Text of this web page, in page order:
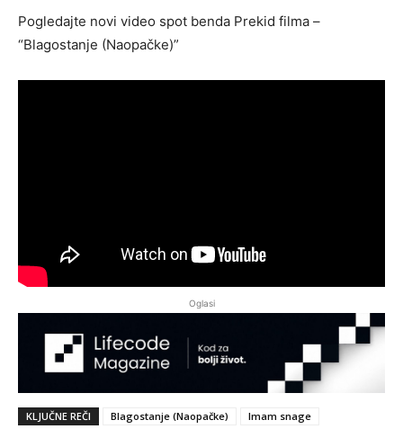
Pogledajte novi video spot benda Prekid filma –
“Blagostanje (Naopačke)”
Oglasi
KLJUČNE REČI Blagostanje (Naopačke)
Imam snage